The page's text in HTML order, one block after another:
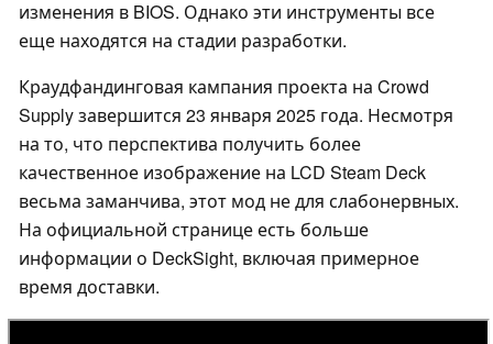
изменения в BIOS. Однако эти инструменты все
еще находятся на стадии разработки.
Краудфандинговая кампания проекта на Crowd
Supply завершится 23 января 2025 года. Несмотря
на то, что перспектива получить более
качественное изображение на LCD Steam Deck
весьма заманчива, этот мод не для слабонервных.
На официальной странице есть больше
информации о DeckSight, включая примерное
время доставки.